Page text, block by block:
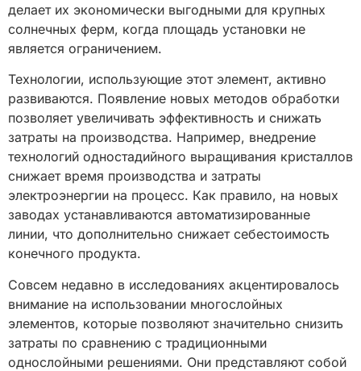
делает их экономически выгодными для крупных
солнечных ферм, когда площадь установки не
является ограничением.
Технологии, использующие этот элемент, активно
развиваются. Появление новых методов обработки
позволяет увеличивать эффективность и снижать
затраты на производства. Например, внедрение
технологий одностадийного выращивания кристаллов
снижает время производства и затраты
электроэнергии на процесс. Как правило, на новых
заводах устанавливаются автоматизированные
линии, что дополнительно снижает себестоимость
конечного продукта.
Совсем недавно в исследованиях акцентировалось
внимание на использовании многослойных
элементов, которые позволяют значительно снизить
затраты по сравнению с традиционными
однослойными решениями. Они представляют собой